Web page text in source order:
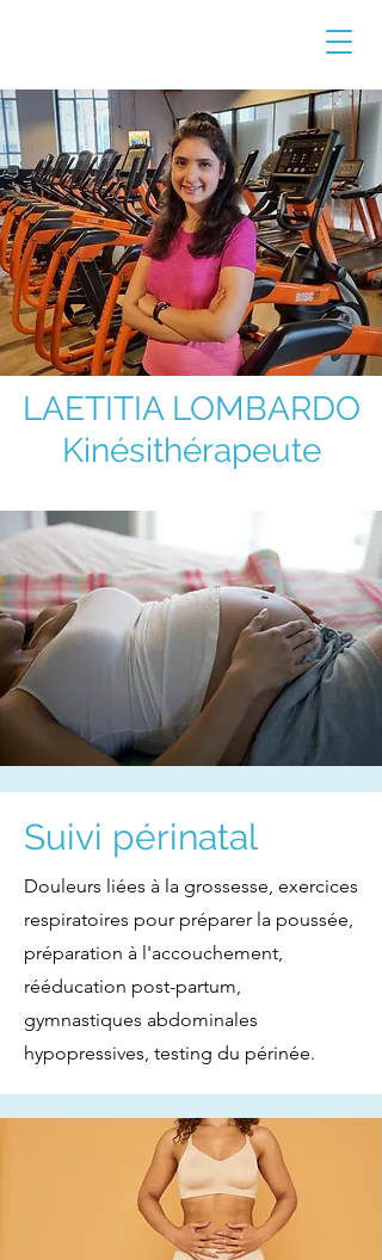
LAETITIA LOMBARDO
Kinésithérapeute
Suivi périnatal
Douleurs liées à la grossesse, exercices
respiratoires pour préparer la poussée,
préparation à l'accouchement,
rééducation post-partum,
gymnastiques abdominales
hypopressives, testing du périnée.